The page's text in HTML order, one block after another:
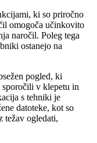
ki so priročno
omogoča učinkovito
naročil. Poleg tega
ostanejo na
pogled, ki
v klepetu in
s tehniki je
datoteke, kot so
težav ogledati,